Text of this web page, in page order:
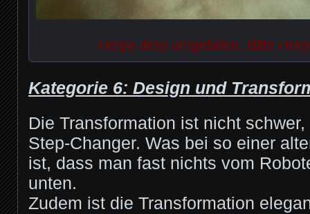
Herpy-derp umgefallen. Bitte
Kategorie 6: Design und
Die Transformation ist nicht
Step-Changer. Was bei so einer
ist, dass man fast nichts vom
unten.
Zudem ist die Transformation